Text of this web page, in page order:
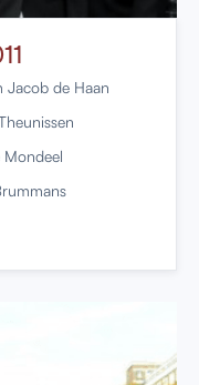
Jacob de Haan
Mondeel